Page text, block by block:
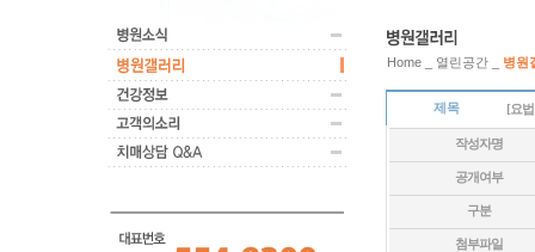
Home _ 열린공간 _ 병원
제목 [요
작성자명
공개여부
구분
첨부파일